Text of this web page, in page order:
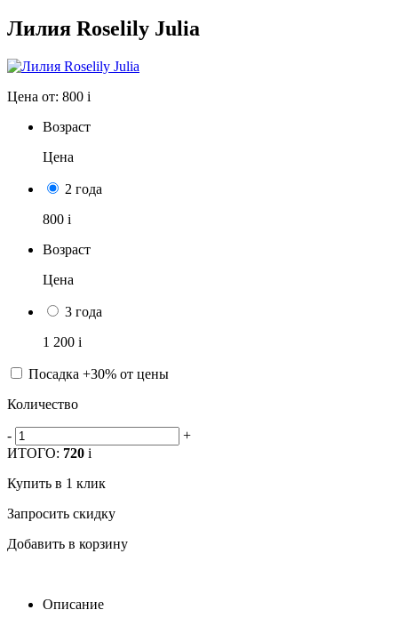
Лилия Roselily Julia
Цена от: 800 i
Возраст
Цена
2 года
800 i
Возраст
Цена
3 года
1 200 i
Посадка +30% от цены
Количество
-
+
ИТОГО: 720 i
Купить в 1 клик
Запросить скидку
Добавить в корзину
Описание